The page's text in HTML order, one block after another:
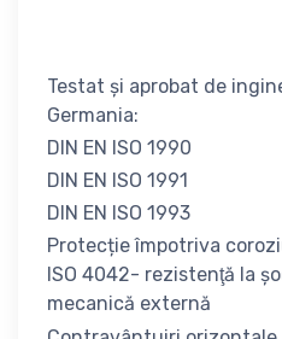
Testat și aprobat de
Germania:
DIN EN ISO 1990
DIN EN ISO 1991
DIN EN ISO 1993
Protecție împotriva
ISO 4042- rezistenţă la
mecanică externă